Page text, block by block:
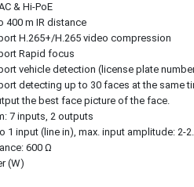
& Hi-PoE
400 m IR distance
H.265+/H.265 video compression
Rapid focus
vehicle detection (license plate
detecting up to 30 faces at the same
the best face picture of the face.
7 inputs, 2 outputs
1 input (line in), max. input amplitude: 2-
600 Ω
(W)